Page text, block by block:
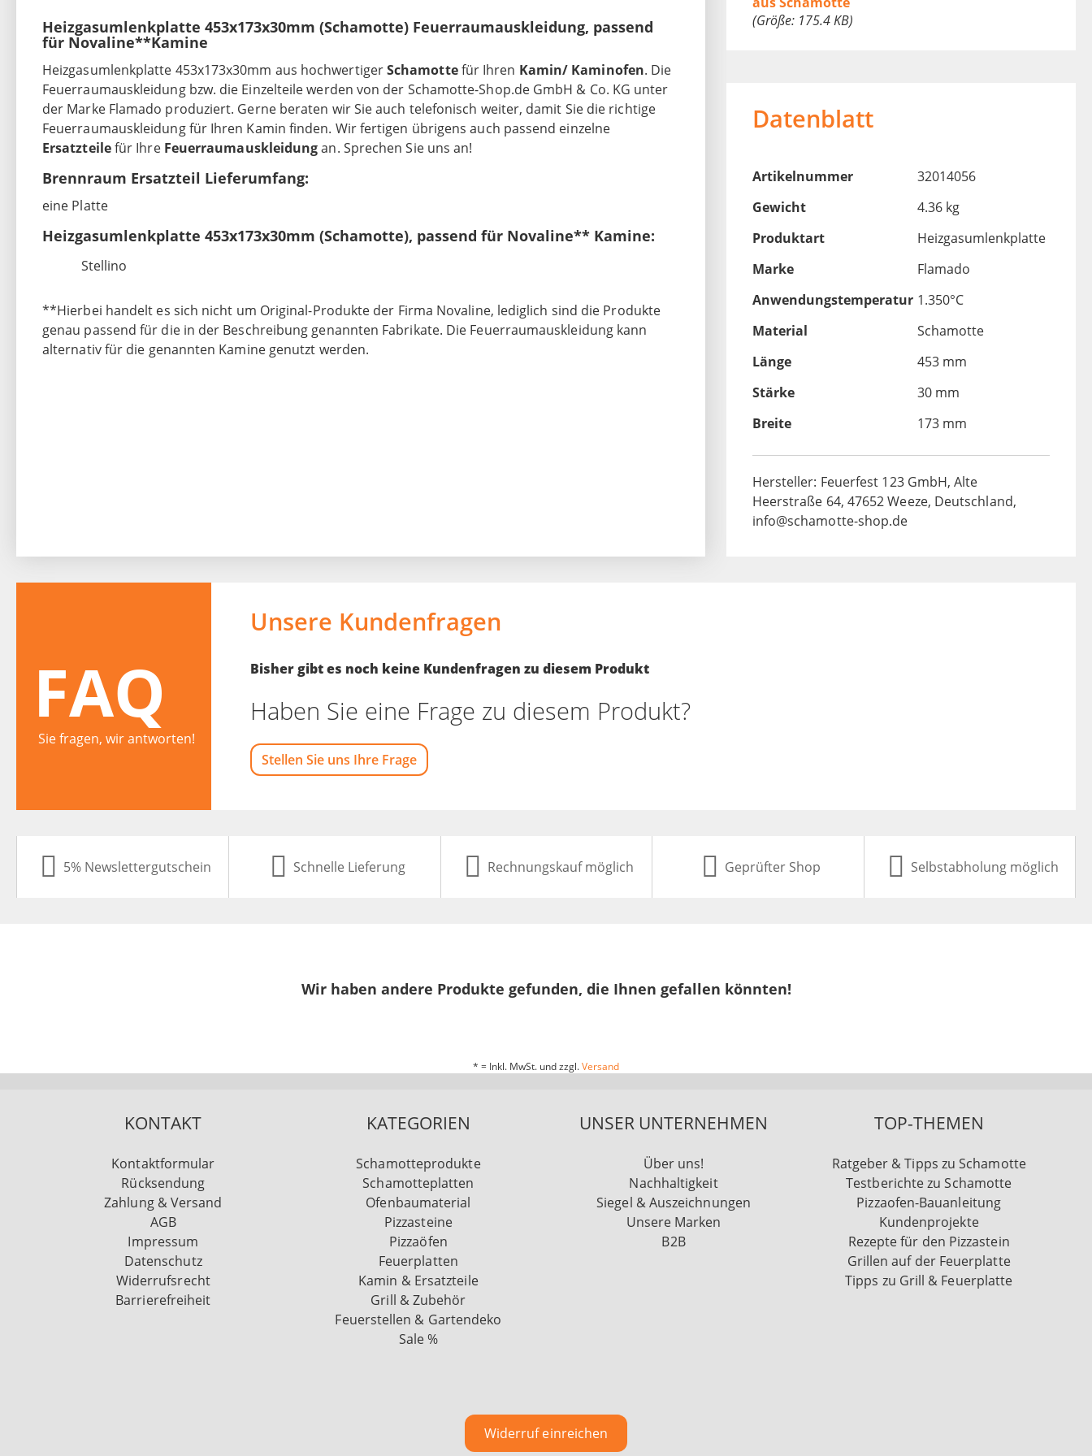
Heizgasumlenkplatte 453x173x30mm (Schamotte) Feuerraumauskleidung, passend
für Novaline**Kamine
Heizgasumlenkplatte 453x173x30mm aus hochwertigerSchamottefür Ihren Kamin/ Kaminofen. Die
Feuerraumauskleidung bzw. die Einzelteile werden von der Schamotte-Shop.de GmbH & Co. KG unter
der Marke Flamado produziert. Gerne beraten wir Sie auch telefonisch weiter, damit Sie die richtige
Feuerraumauskleidung für Ihren Kamin finden. Wir fertigen übrigens auch passend einzelne
Ersatzteilefür Ihre Feuerraumauskleidungan. Sprechen Sie uns an!
Brennraum Ersatzteil Lieferumfang:
eine Platte
Heizgasumlenkplatte 453x173x30mm (Schamotte), passend für Novaline** Kamine:
Stellino
**Hierbei handelt es sich nicht um Original-Produkte der Firma Novaline, lediglich sind die Produkte
genau passend für die in der Beschreibung genannten Fabrikate. Die Feuerraumauskleidung kann
alternativ für die genannten Kamine genutzt werden.
(Größe: 175.4 KB)
Datenblatt
Artikelnummer
32014056
Gewicht
4.36 kg
Produktart
Heizgasumlenkplatte
Marke
Flamado
Anwendungstemperatur 1.350°C
Material
Schamotte
Länge
453 mm
Stärke
30 mm
Breite
173 mm
Hersteller: Feuerfest 123 GmbH, Alte
Heerstraße 64, 47652 Weeze, Deutschland,
info@schamotte-shop.de
FAQ
Sie fragen, wir antworten!
Unsere Kundenfragen
Bisher gibt es noch keine Kundenfragen zu diesem Produkt
Haben Sie eine Frage zu diesem Produkt?
Stellen Sie uns Ihre Frage
5% Newslettergutschein Schnelle Lieferung Rechnungskauf möglich Geprüfter Shop Selbstabholung möglich
Wir haben andere Produkte gefunden, die Ihnen gefallen könnten!
* = Inkl. MwSt. und zzgl.Versand
KONTAKT
Kontaktformular
Rücksendung
Zahlung & Versand
AGB
Impressum
Datenschutz
Widerrufsrecht
Barrierefreiheit
KATEGORIEN
Schamotteprodukte
Schamotteplatten
Ofenbaumaterial
Pizzasteine
Pizzaöfen
Feuerplatten
Kamin & Ersatzteile
Grill & Zubehör
Feuerstellen & Gartendeko
Sale %
UNSER UNTERNEHMEN
Über uns!
Nachhaltigkeit
Siegel & Auszeichnungen
Unsere Marken
B2B
TOP-THEMEN
Ratgeber & Tipps zu Schamotte
Testberichte zu Schamotte
Pizzaofen-Bauanleitung
Kundenprojekte
Rezepte für den Pizzastein
Grillen auf der Feuerplatte
Tipps zu Grill & Feuerplatte
Widerruf einreichen